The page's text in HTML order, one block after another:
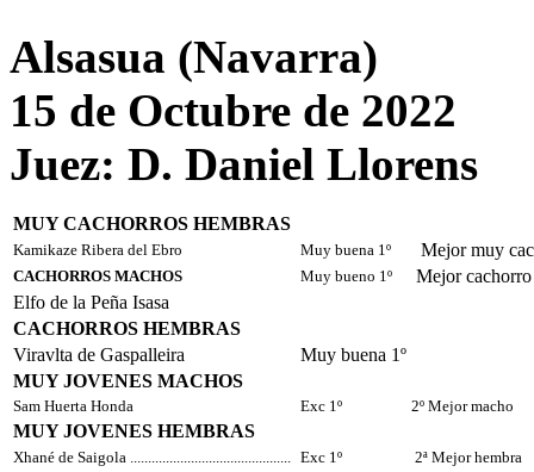
Alsasua (Navarra)
15 de Octubre de 2022
Juez: D. Daniel Llorens
MUY CACHORROS HEMBRAS
Kamikaze Ribera del Ebro Muy buena 1º Mejor muy
CACHORROS MACHOS Muy bueno 1º
Mejor cachorro
Elfo de la Peña Isasa
CACHORROS HEMBRAS
Viravlta de Gaspalleira
Muy buena 1º
MUY JOVENES MACHOS
Sam Huerta Honda Exc 1º 2º Mejor macho
MUY JOVENES HEMBRAS
Xhané de Saigola ............................................. Exc 1º 2ª Mejor hembra